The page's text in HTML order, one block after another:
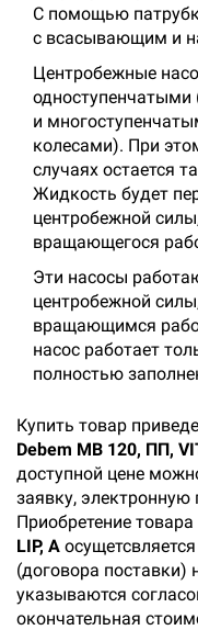
С помощью
с всасывающим и
Центробежные
и
колесами). При
случаях остается
Жидкость будет
центробежной
вращающегося
Эти насосы
центробежной
вращающимся
насос работает
полностью
Купить товар
Debem МВ 120, ПП,
доступной цене
заявку, электронную
Приобретение товара
LIP, A
(договора поставки)
указываются
окончательная